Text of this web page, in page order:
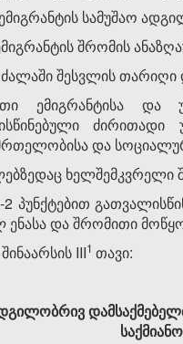
სამუშაო
შრომის
შესვლის თარიღი
ემიგრანტისა და
და
2 პუნქტებით
და შრომითი
III​1 თავი: